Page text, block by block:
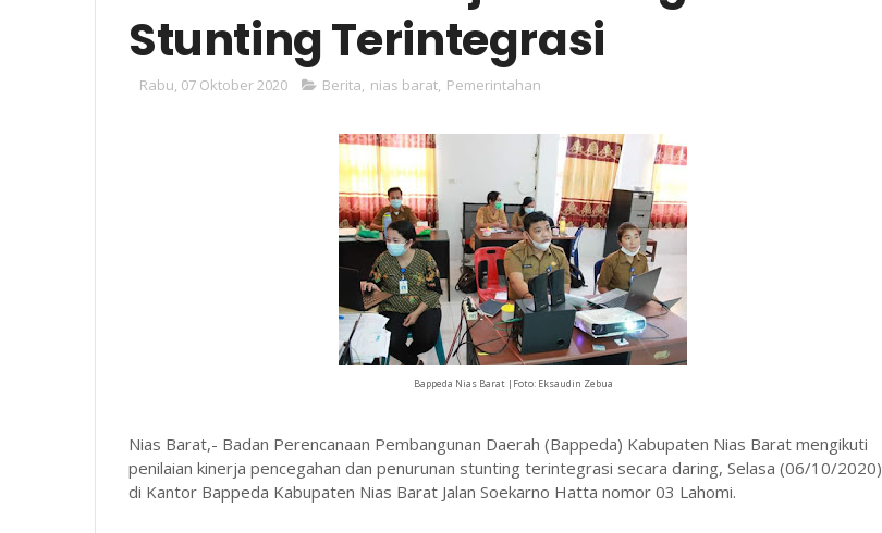
Stunting Terintegrasi
Rabu, 07 Oktober 2020 Berita nias barat Pemerintahan
Bappeda Nias Barat |Foto: Eksaudin Zebua
Nias Barat,- Badan Perencanaan Pembangunan Daerah (Bappeda) Kabupaten Nias Barat mengikuti
penilaian kinerja pencegahan dan penurunan stunting terintegrasi secara daring, Selasa (06/10/2020)
di Kantor Bappeda Kabupaten Nias Barat Jalan Soekarno Hatta nomor 03 Lahomi.